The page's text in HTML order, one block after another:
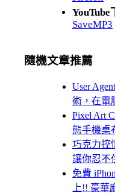
YouTube
SaveMP3
隨機文章推薦
User
術，在電
Pixel Art
態手機桌
巧克力控
讓你忍不
免費
上!! 豪華